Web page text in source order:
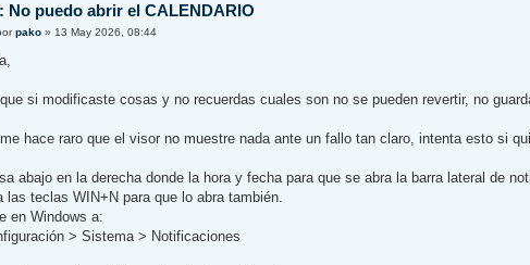
No puedo abrir el CALENDARIO
pako» 13 May 2026, 08:44
si modificaste cosas y no recuerdas cuales son no se pueden revertir, no
hace raro que el visor no muestre nada ante un fallo tan claro, intenta esto si
abajo en la derecha donde la hora y fecha para que se abra la barra lateral de
las teclas WIN+N para que lo abra también.
en Windows a:
> Sistema > Notificaciones